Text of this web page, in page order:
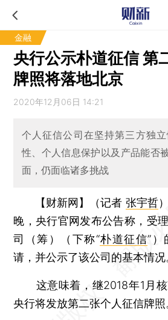
金融
央行公示朴道征信 第
牌照将落地北京
2020年12月06日 14:21
个人征信公司在坚持第三方独
性、个人信息保护以及产品能否
面，仍面临诸多挑战
【财新网】（记者 张宇哲）
晚，央行官网发布公告称，受
司（筹）（下称“朴道征信”）
请，并公示了该公司的基本情况
这意味着，继2018年1月核
央行将发放第二张个人征信牌照